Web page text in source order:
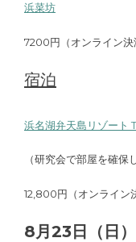
浜菜坊
7200円（オンライン決
宿泊
浜名湖弁天島リゾート
（研究会で部屋を確保
12,800円（オンライン
8月23日（日）